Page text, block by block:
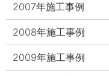
2007年施工事例
2008年施工事例
2009年施工事例